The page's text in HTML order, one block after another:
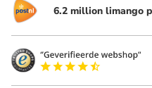
6.2 million limango